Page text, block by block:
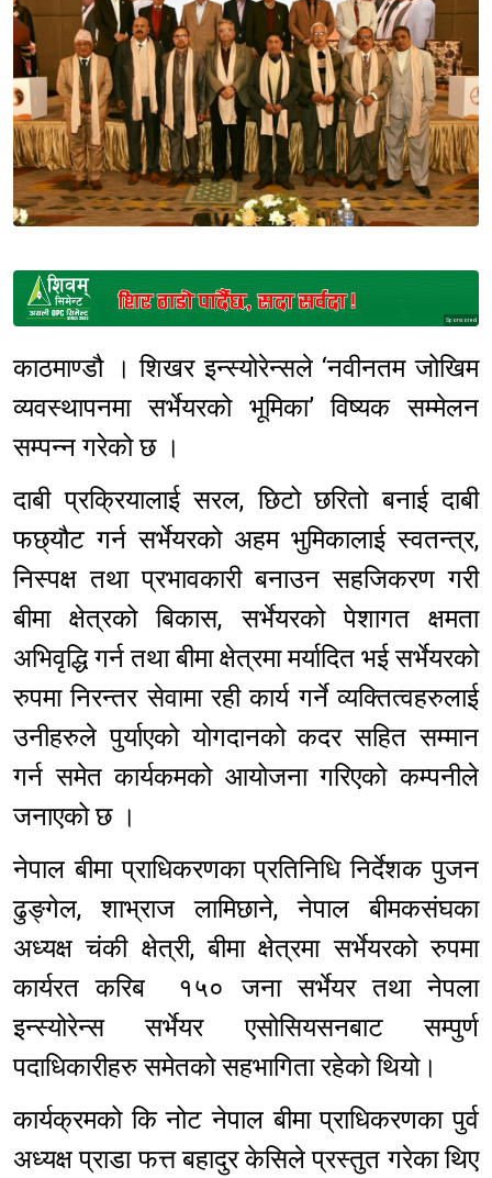
Sponsored
काठमाण्डौ । शिखर इन्स्योरेन्सले ‘नवीनतम जोखिम
व्यवस्थापनमा सर्भेयरको भूमिका’ विष्यक सम्मेलन
सम्पन्न गरेको छ ।
दाबी प्रक्रियालाई सरल, छिटो छरितो बनाई दाबी
फछ्यौट गर्न सर्भेयरको अहम भुमिकालाई स्वतन्त्र,
निस्पक्ष तथा प्रभावकारी बनाउन सहजिकरण गरी
बीमा क्षेत्रको बिकास, सर्भेयरको पेशागत क्षमता
अभिवृद्धि गर्न तथा बीमा क्षेत्रमा मर्यादित भई सर्भेयरको
रुपमा निरन्तर सेवामा रही कार्य गर्ने व्यक्तित्वहरुलाई
उनीहरुले पुर्याएको योगदानको कदर सहित सम्मान
गर्न समेत कार्यकमको आयोजना गरिएको कम्पनीले
जनाएको छ ।
नेपाल बीमा प्राधिकरणका प्रतिनिधि निर्देशक पुजन
ढुङ्गेल, शाभ्राज लामिछाने, नेपाल बीमकसंघका
अध्यक्ष चंकी क्षेत्री, बीमा क्षेत्रमा सर्भेयरको रुपमा
कार्यरत करिब १५० जना सर्भेयर तथा नेपला
इन्स्योरेन्स सर्भेयर एसोसियसनबाट सम्पुर्ण
पदाधिकारीहरु समेतको सहभागिता रहेको थियो।
कार्यक्रमको कि नोट नेपाल बीमा प्राधिकरणका पुर्व
अध्यक्ष प्राडा फत्त बहादुर केसिले प्रस्तुत गरेका थिए